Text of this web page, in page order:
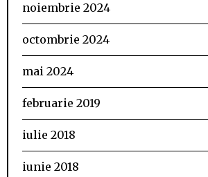
noiembrie 2024
octombrie 2024
mai 2024
februarie 2019
iulie 2018
iunie 2018